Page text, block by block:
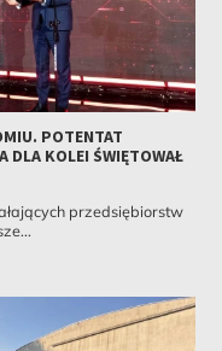
POTENTAT
DLA KOLEI ŚWIĘTOWAŁ
przedsiębiorstw